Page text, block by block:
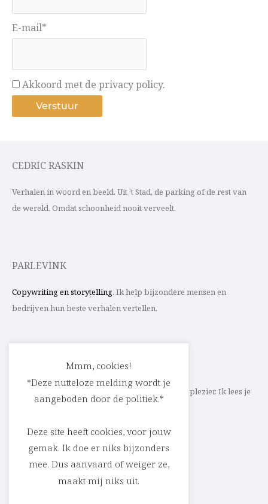
E-mail*
Akkoord met de privacy policy.
CEDRIC RASKIN
Verhalen in woord en beeld. Uit ’t Stad, de parking of de rest van
de wereld. Omdat schoonheid nooit verveelt.
PARLEVINK
Copywriting en storytelling. Ik help bijzondere mensen en
bedrijven hun beste verhalen vertellen.
Schrijf ik straks mee aan jouw verhaal? Met veel plezier. Ik lees je
heel graag op
cedric@parlevink.be
SOCIAL
Facebook
Instagram
Linkedin
Mmm, cookies!
*Deze nutteloze melding wordt je
aangeboden door de politiek.*
Deze site heeft cookies, voor jouw
gemak. Ik doe er niks bijzonders
mee. Dus aanvaard of weiger ze,
maakt mij niks uit.